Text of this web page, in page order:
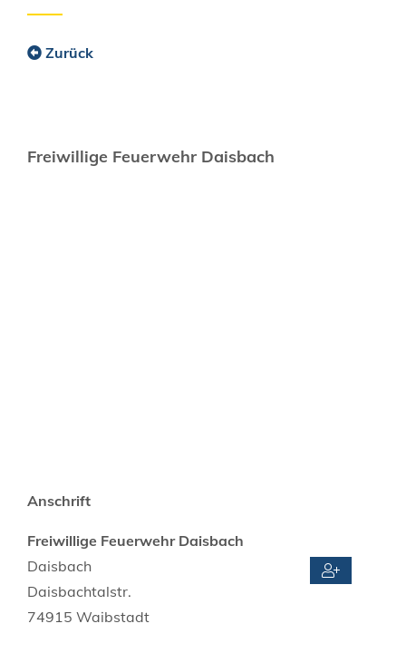
Zurück
Freiwillige Feuerwehr Daisbach
Anschrift
Freiwillige Feuerwehr Daisbach
Daisbach
Daisbachtalstr.
74915 Waibstadt